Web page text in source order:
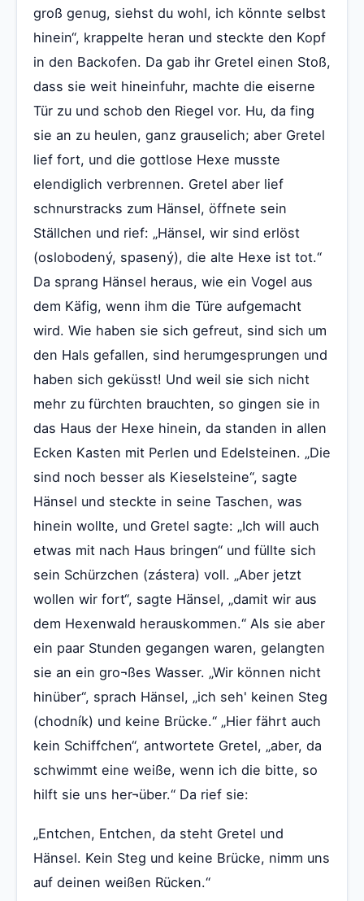
groß genug, siehst du wohl, ich könnte selbst
hinein“, krappelte heran und steckte den Kopf
in den Backofen. Da gab ihr Gretel einen Stoß,
dass sie weit hineinfuhr, machte die eiserne
Tür zu und schob den Riegel vor. Hu, da fing
sie an zu heulen, ganz grauselich; aber Gretel
lief fort, und die gottlose Hexe musste
elendiglich verbrennen. Gretel aber lief
schnurstracks zum Hänsel, öffnete sein
Ställchen und rief: „Hänsel, wir sind erlöst
(oslobodený, spasený), die alte Hexe ist tot.“
Da sprang Hänsel heraus, wie ein Vogel aus
dem Käfig, wenn ihm die Türe aufgemacht
wird. Wie haben sie sich gefreut, sind sich um
den Hals gefallen, sind herumgesprungen und
haben sich geküsst! Und weil sie sich nicht
mehr zu fürchten brauchten, so gingen sie in
das Haus der Hexe hinein, da standen in allen
Ecken Kasten mit Perlen und Edelsteinen. „Die
sind noch besser als Kieselsteine“, sagte
Hänsel und steckte in seine Taschen, was
hinein wollte, und Gretel sagte: „Ich will auch
etwas mit nach Haus bringen“ und füllte sich
sein Schürzchen (zástera) voll. „Aber jetzt
wollen wir fort“, sagte Hänsel, „damit wir aus
dem Hexenwald herauskommen.“ Als sie aber
ein paar Stunden gegangen waren, gelangten
sie an ein gro¬ßes Wasser. „Wir können nicht
hinüber“, sprach Hänsel, „ich seh' keinen Steg
(chodník) und keine Brücke.“ „Hier fährt auch
kein Schiffchen“, antwortete Gretel, „aber, da
schwimmt eine weiße, wenn ich die bitte, so
hilft sie uns her¬über.“ Da rief sie:
„Entchen, Entchen, da steht Gretel und
Hänsel. Kein Steg und keine Brücke, nimm uns
auf deinen weißen Rücken.“